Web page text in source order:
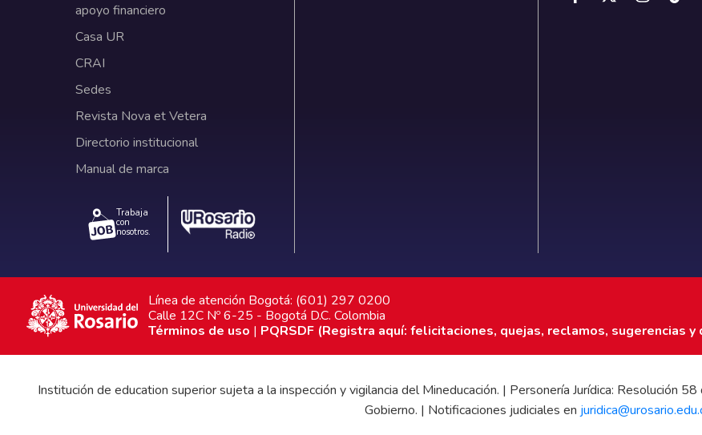
apoyo financiero
Casa UR
CRAI
Sedes
Revista Nova et Vetera
Directorio institucional
Manual de marca
Trabaja
con
nosotros.
Línea de atención Bogotá: (601) 297 0200
Calle 12C Nº 6-25 - Bogotá D.C. Colombia
Términos de uso | PQRSDF (Registra aquí: felicitaciones, quejas, reclamos, sugerencias
Institución de education superior sujeta a la inspección y vigilancia del Mineducación. | Personería Jurídica:
Gobierno. | Notificaciones judiciales en